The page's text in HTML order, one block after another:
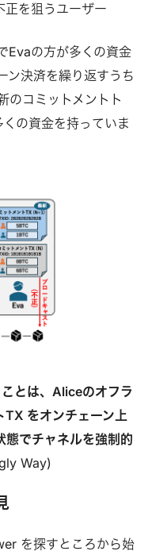
を狙うユーザー
Evaの方が多くの資金
ン決済を繰り返すうち
のコミットメントト
の資金を持っていま
とは、Aliceのオフラ
TX をオンチェーン上
態でチャネルを強制的
Way)
を探すところから始